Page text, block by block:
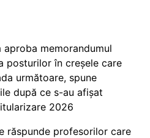
memorandumul
posturilor în creșele care
următoare, spune
după ce s-au afișat
2026
răspunde profesorilor care